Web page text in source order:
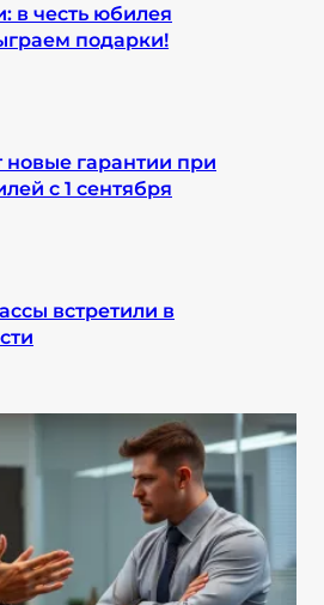
в честь юбилея
подарки!
новые гарантии при
с 1 сентября
встретили в